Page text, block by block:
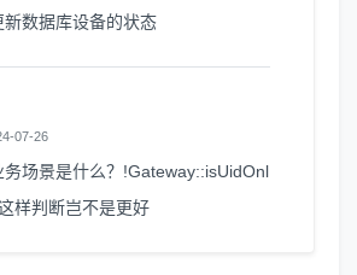
新数据库设备的状态
07-26
务场景是什么？!Gateway::isUidOnl
样判断岂不是更好